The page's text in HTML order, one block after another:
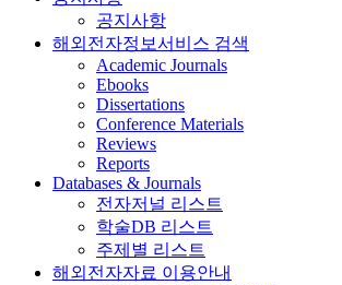
공지사항
해외전자정보서비스 검색
Academic Journals
Ebooks
Dissertations
Conference Materials
Reviews
Reports
Databases & Journals
전자저널 리스트
학술DB 리스트
주제별 리스트
해외전자자료 이용안내